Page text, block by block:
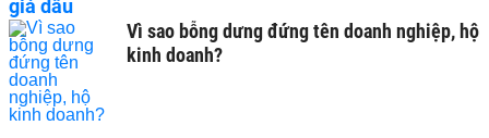
Vì sao bỗng dưng đứng tên doanh nghiệp, hộ
kinh doanh?